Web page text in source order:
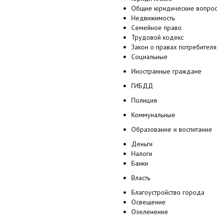
Общие юридические
Недвижимость
Семейное право
Трудовой кодекс
Закон о правах потребителя
Социальные
Иностранные граждане
ГИБДД
Полиция
Коммунальные
Образование и воспитание
Деньги
Налоги
Банки
Власть
Благоустройство города
Освещение
Озеленение